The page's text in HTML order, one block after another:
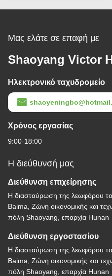
Μας ελάτε σε επαφή με
Shaoyang Victor
Ηλεκτρονικό ταχυδρομείο
Χρόνος εργασίας
9:00-18:00
Η διεύθυνσή μας
Διεύθυνση επιχείρησης
Η διασταύρωση της λεωφόρου
Baima, Ζώνη οικονομικής και
πόλη Shaoyang, επαρχία Hunan
Διεύθυνση εργοστασίου
Η διασταύρωση της λεωφόρου
Baima, Ζώνη οικονομικής και
πόλη Shaoyang, επαρχία Hunan